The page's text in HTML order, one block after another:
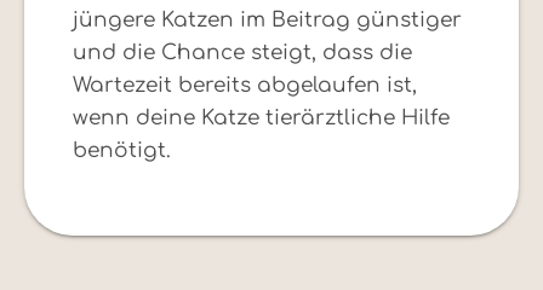
jüngere Katzen im Beitrag günstiger
und die Chance steigt, dass die
Wartezeit bereits abgelaufen ist,
wenn deine Katze tierärztliche Hilfe
benötigt.